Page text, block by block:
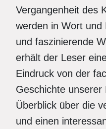
Vergangenheit des
werden in Wort und
und faszinierende
erhält der Leser
Eindruck von der
Geschichte unserer
Überblick über die
und einen